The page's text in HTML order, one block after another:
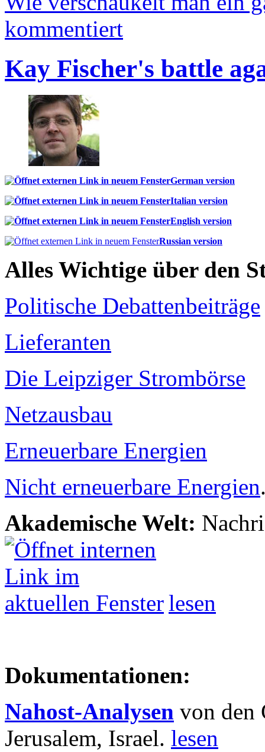
kommentiert
Kay Fischer's battle
German version
Italian version
English version
Russian version
Alles Wichtige über den
Politische Debattenbeiträge
Lieferanten
Die Leipziger Strombörse
Netzausbau
Erneuerbare Energien
Nicht erneuerbare Energien
Akademische Welt:
lesen
Dokumentationen:
Nahost-Analysen von den
Jerusalem, Israel. lesen